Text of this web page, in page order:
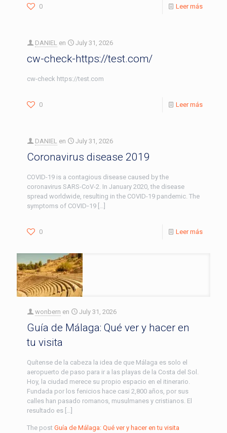
0 Leer más
DANIEL en July 31, 2026
cw-check-https://test.com/
cw-check https://test.com
0 Leer más
DANIEL en July 31, 2026
Coronavirus disease 2019
COVID-19 is a contagious disease caused by the
coronavirus SARS-CoV-2. In January 2020, the disease
spread worldwide, resulting in the COVID-19 pandemic. The
symptoms of COVID‑19 […]
0 Leer más
wonbern en July 31, 2026
Guía de Málaga: Qué ver y hacer en
tu visita
Quítense de la cabeza la idea de que Málaga es solo el
aeropuerto de paso para ir a las playas de la Costa del Sol.
Hoy, la ciudad merece su propio espacio en el itinerario.
Fundada por los fenicios hace casi 2,800 años, por sus
calles han pasado romanos, musulmanes y cristianos. El
resultado es […]
The post Guía de Málaga: Qué ver y hacer en tu visita